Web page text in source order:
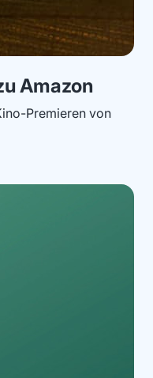
Amazon
Premieren von